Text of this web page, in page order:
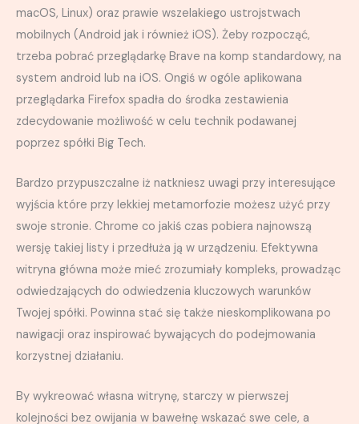
macOS, Linux) oraz prawie wszelakiego ustrojstwach
mobilnych (Android jak i również iOS). Żeby rozpocząć,
trzeba pobrać przeglądarkę Brave na komp standardowy, na
system android lub na iOS. Ongiś w ogóle aplikowana
przeglądarka Firefox spadła do środka zestawienia
zdecydowanie możliwość w celu technik podawanej
poprzez spółki Big Tech.
Bardzo przypuszczalne iż natkniesz uwagi przy interesujące
wyjścia które przy lekkiej metamorfozie możesz użyć przy
swoje stronie. Chrome co jakiś czas pobiera najnowszą
wersję takiej listy i przedłuża ją w urządzeniu. Efektywna
witryna główna może mieć zrozumiały kompleks, prowadząc
odwiedzających do odwiedzenia kluczowych warunków
Twojej spółki. Powinna stać się także nieskomplikowana po
nawigacji oraz inspirować bywających do podejmowania
korzystnej działaniu.
By wykreować własna witrynę, starczy w pierwszej
kolejności bez owijania w bawełnę wskazać swe cele, a